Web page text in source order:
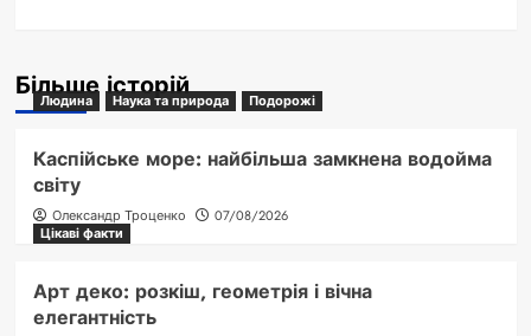
Більше історій
Людина Наука та природа Подорожі
Каспійське море: найбільша замкнена водойма
світу
Олександр Троценко
07/08/2026
Цікаві факти
Арт деко: розкіш, геометрія і вічна
елегантність